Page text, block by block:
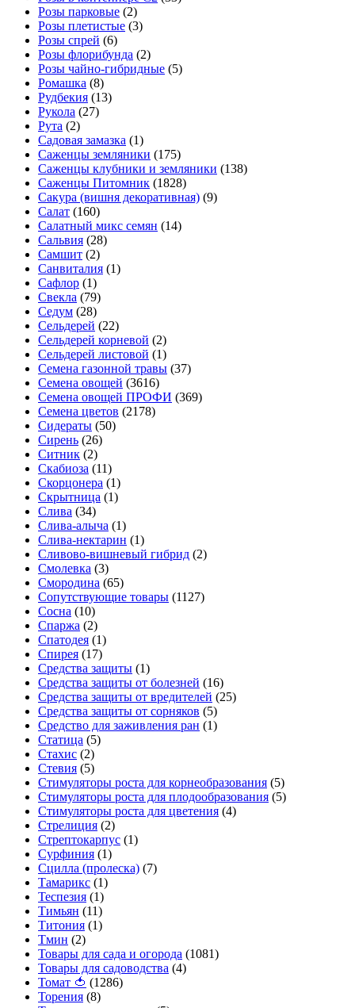
Розы парковые (2)
Розы плетистые (3)
Розы спрей (6)
Розы флорибунда (2)
Розы чайно-гибридные (5)
Ромашка (8)
Рудбекия (13)
Рукола (27)
Рута (2)
Садовая замазка (1)
Саженцы земляники (175)
Саженцы клубники и земляники (138)
Саженцы Питомник (1828)
Сакура (вишня декоративная) (9)
Салат (160)
Салатный микс семян (14)
Сальвия (28)
Самшит (2)
Санвиталия (1)
Сафлор (1)
Свекла (79)
Седум (28)
Сельдерей (22)
Сельдерей корневой (2)
Сельдерей листовой (1)
Семена газонной травы (37)
Семена овощей (3616)
Семена овощей ПРОФИ (369)
Семена цветов (2178)
Сидераты (50)
Сирень (26)
Ситник (2)
Скабиоза (11)
Скорцонера (1)
Скрытница (1)
Слива (34)
Слива-алыча (1)
Слива-нектарин (1)
Сливово-вишневый гибрид (2)
Смолевка (3)
Смородина (65)
Сопутствующие товары (1127)
Сосна (10)
Спаржа (2)
Спатодея (1)
Спирея (17)
Средства защиты (1)
Средства защиты от болезней (16)
Средства защиты от вредителей (25)
Средства защиты от сорняков (5)
Средство для заживления ран (1)
Статица (5)
Стахис (2)
Стевия (5)
Стимуляторы роста для корнеобразования (5)
Стимуляторы роста для плодообразования (5)
Стимуляторы роста для цветения (4)
Стрелиция (2)
Стрептокарпус (1)
Сурфиния (1)
Сцилла (пролеска) (7)
Тамарикс (1)
Теспезия (1)
Тимьян (11)
Титония (1)
Тмин (2)
Товары для сада и огорода (1081)
Товары для садоводства (4)
Томат 🍅 (1286)
Торения (8)